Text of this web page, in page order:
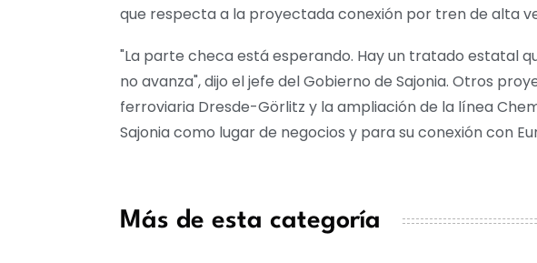
que respecta a la proyectada conexión por tren de alta
"La parte checa está esperando. Hay un tratado estatal
no avanza", dijo el jefe del Gobierno de Sajonia. Otros
ferroviaria Dresde-Görlitz y la ampliación de la línea
Sajonia como lugar de negocios y para su conexión con
Más de esta categoría